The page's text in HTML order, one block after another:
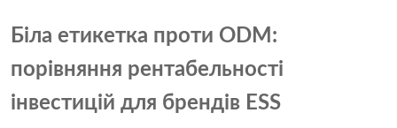
Біла етикетка проти ODM:
порівняння рентабельності
інвестицій для брендів ESS